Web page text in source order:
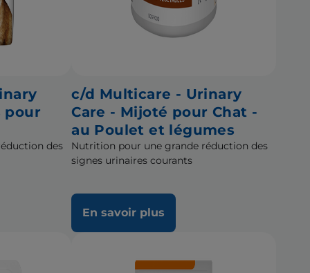
pour
des
c/d Multicare - Urinary
Care - Mijoté pour Chat -
au Poulet et légumes
Nutrition pour une grande réduction des
signes urinaires courants
En savoir plus